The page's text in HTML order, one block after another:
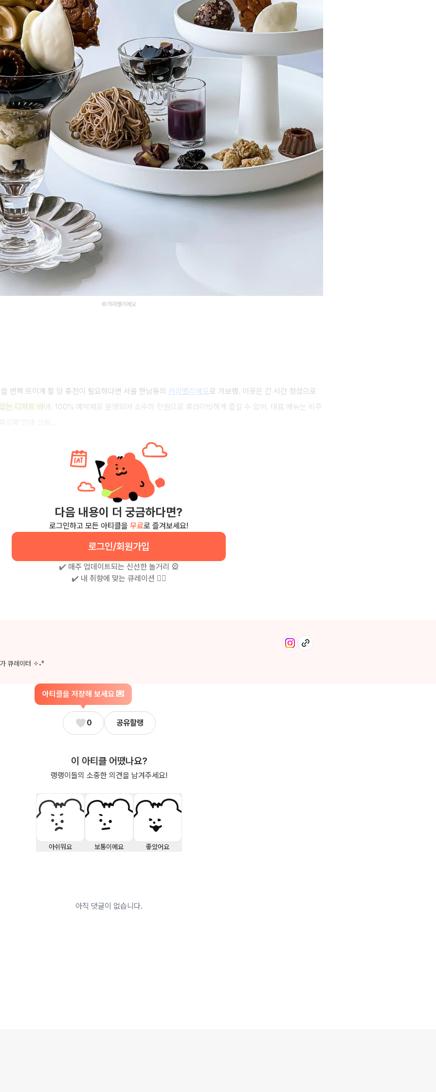
©카라멜리에오
번쩍 뜨이게 할 당 충전이 필요하다면 서울 한남동의 카라멜리에오로 가보랭. 이곳은 긴 시간 정성으로
는 디저트 바야. 100% 예약제로 운영되어 소수의 인원으로 프라이빗하게 즐길 수 있어. 대표 메뉴는 비주
다음 내용이 더 궁금하다면?
로그인하고 모든 아티클을 무료로 즐겨보세요!
로그인/회원가입
✔️ 매주 업데이트되는 신선한 놀거리 🎡
✔️ 내 취향에 맞는 큐레이션 🧚‍♀
큐레이터 ✧˖°
아티클을 저장해 보세요 💌
0 공유할랭
이 아티클 어땠나요?
랭랭이들의 소중한 의견을 남겨주세요!
아쉬워요 보통이에요 좋았어요
아직 댓글이 없습니다.